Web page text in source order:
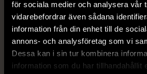
för sociala medier och analysera vår
vidarebefordrar även sådana
information från din enhet till de
annons- och analysföretag som vi
Dessa kan i sin tur kombinera
information som du har tillhandahållit